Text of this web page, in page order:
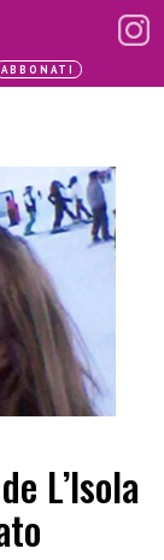
ABBONATI
L’Isola